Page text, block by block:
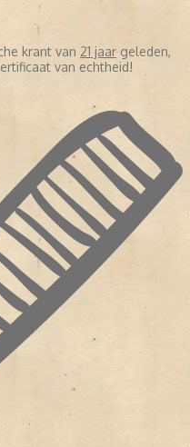
krant van 21 jaargeleden,
van echtheid!